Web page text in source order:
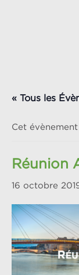
« Tous les
Cet évènement
Réunion
16 octobre